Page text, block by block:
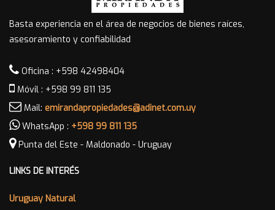
Basta experiencia en el área de negocios de bienes raíces,
asesoramiento y confiabilidad
Oficina : +598 42498404
Móvil : +598 99 811 135
Mail: emirandapropiedades@adinet.com.uy
WhatsApp : +598 99 811 135
Punta del Este - Maldonado - Uruguay
LINKS DE INTERÉS
Uruguay Natural